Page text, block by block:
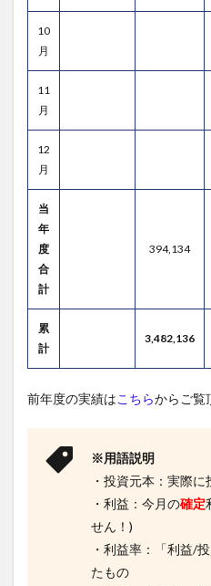
10
月
11
月
12
月
当
年
度
合
計
394,134
累
計
3,482,136
前年度の実績はこちらからご覧
※用語説明
・投資元本：実際
・利益：今月の確定
せん！)
・利益率：「利益/
たもの